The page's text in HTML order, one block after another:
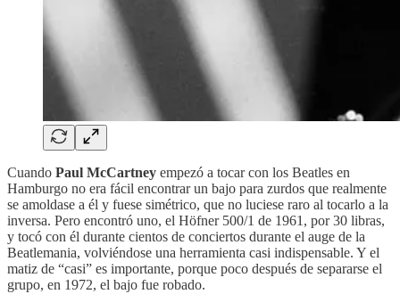
Cuando Paul McCartney empezó a tocar con los Beatles en
Hamburgo no era fácil encontrar un bajo para zurdos que realmente
se amoldase a él y fuese simétrico, que no luciese raro al tocarlo a la
inversa. Pero encontró uno, el Höfner 500/1 de 1961, por 30 libras,
y tocó con él durante cientos de conciertos durante el auge de la
Beatlemania, volviéndose una herramienta casi indispensable. Y el
matiz de “casi” es importante, porque poco después de separarse el
grupo, en 1972, el bajo fue robado.